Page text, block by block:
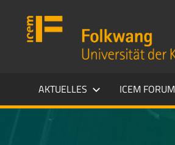
springen
Folkwang
Universität
AKTUELLES ICEM FORUM